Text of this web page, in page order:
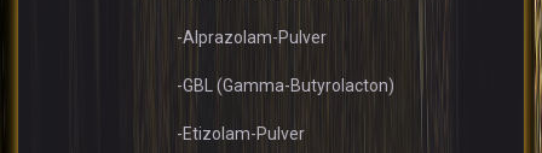
-Alprazolam-Pulver
-GBL (Gamma-Butyrolacton)
-Etizolam-Pulver